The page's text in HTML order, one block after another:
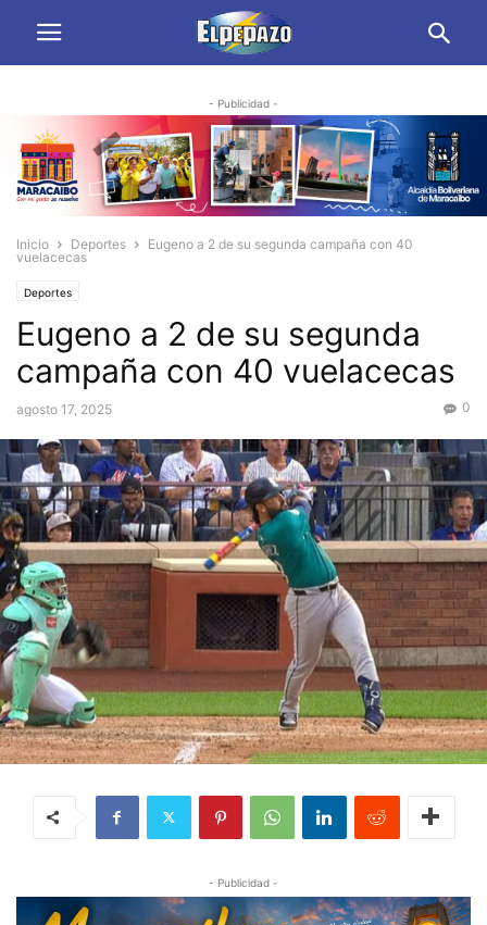
- Publicidad -
Inicio Deportes
Eugeno a 2 de su segunda campaña con 40
vuelacecas
Deportes
Eugeno a 2 de su segunda
campaña con 40 vuelacecas
agosto 17, 2025 0
- Publicidad -